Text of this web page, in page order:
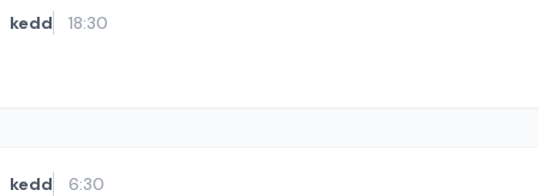
kedd 18:30
kedd 6:30